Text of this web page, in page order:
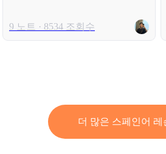
BEGINNERS
9 노트 · 8534 조회수
더 많은 스페인어 레